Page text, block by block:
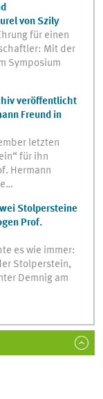
von Szily
für einen
Mit der
Symposium
veröffentlicht
Freund in
letzten
für ihn
Hermann
Stolpersteine
Prof.
es wie immer:
Stolperstein,
Demnig am